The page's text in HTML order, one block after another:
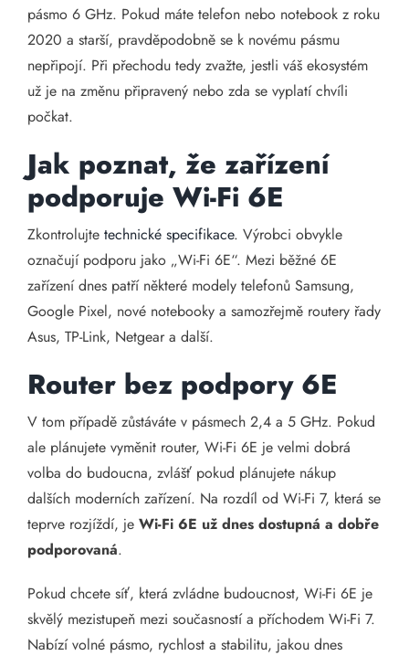
pásmo 6 GHz. Pokud máte telefon nebo notebook z roku
2020 a starší, pravděpodobně se k novému pásmu
nepřipojí. Při přechodu tedy zvažte, jestli váš ekosystém
už je na změnu připravený nebo zda se vyplatí chvíli
počkat.
Jak poznat, že zařízení
podporuje Wi-Fi 6E
Zkontrolujte technické specifikace. Výrobci obvykle
označují podporu jako „Wi-Fi 6E“. Mezi běžné 6E
zařízení dnes patří některé modely telefonů Samsung,
Google Pixel, nové notebooky a samozřejmě routery řady
Asus, TP-Link, Netgear a další.
Router bez podpory 6E
V tom případě zůstáváte v pásmech 2,4 a 5 GHz. Pokud
ale plánujete vyměnit router, Wi-Fi 6E je velmi dobrá
volba do budoucna, zvlášť pokud plánujete nákup
dalších moderních zařízení. Na rozdíl od Wi-Fi 7, která se
teprve rozjíždí, je Wi-Fi 6E už dnes dostupná a dobře
podporovaná.
Pokud chcete síť, která zvládne budoucnost, Wi-Fi 6E je
skvělý mezistupeň mezi současností a příchodem Wi-Fi 7.
Nabízí volné pásmo, rychlost a stabilitu, jakou dnes